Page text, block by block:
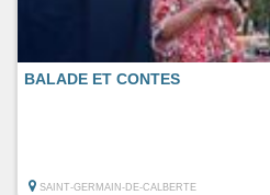
BALADE ET CONTES
SAINT-GERMAIN-DE-CALBERTE